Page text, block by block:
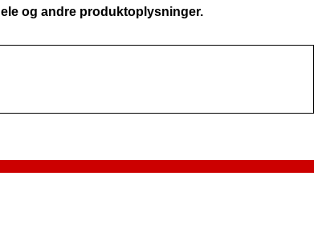
og andre produktoplysninger.